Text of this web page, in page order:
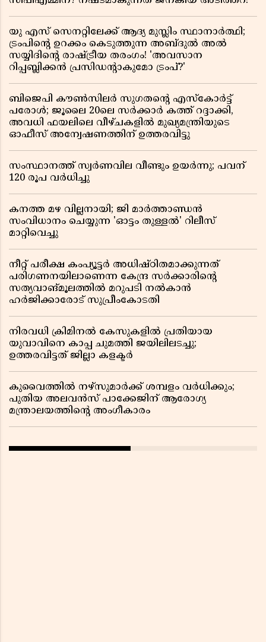
യു എസ് സെനറ്റിലേക്ക് ആദ്യ മുസ്ലിം സ്ഥാനാർത്ഥി;
ട്രംപിന്റെ ഉറക്കം കെടുത്തുന്ന അബ്ദുൽ അൽ
സയ്യിദിന്റെ രാഷ്ട്രീയ തരംഗം! 'അവസാന
റിപ്പബ്ലിക്കൻ പ്രസിഡന്റാകുമോ ട്രംപ്?'
ബിജെപി കൗൺസിലർ സുഗതന്റെ എസ്‌കോർട്ട്
പരോൾ; ജൂലൈ 20ലെ സർക്കാർ കത്ത് റദ്ദാക്കി,
അവധി ഫയലിലെ വീഴ്ചകളിൽ മുഖ്യമന്ത്രിയുടെ
ഓഫീസ് അന്വേഷണത്തിന് ഉത്തരവിട്ടു
സംസ്ഥാനത്ത് സ്വര്‍ണവില വീണ്ടും ഉയർന്നു; പവന്
120 രൂപ വര്‍ധിച്ചു
കനത്ത മഴ വില്ലനായി; ജി മാർത്താണ്ഡൻ
സംവിധാനം ചെയ്യുന്ന 'ഓട്ടം തുള്ളൽ' റിലീസ്
മാറ്റിവെച്ചു
നീറ്റ് പരീക്ഷ കംപ്യൂട്ടർ അധിഷ്ഠിതമാക്കുന്നത്
പരിഗണനയിലാണെന്ന കേന്ദ്ര സർക്കാരിൻ്റെ
സത്യവാങ്മൂലത്തിൽ മറുപടി നൽകാൻ
ഹർജിക്കാരോട് സുപ്രീംകോടതി
നിരവധി ക്രിമിനൽ കേസുകളിൽ പ്രതിയായ
യുവാവിനെ കാപ്പ ചുമത്തി ജയിലിലടച്ചു;
ഉത്തരവിട്ടത് ജില്ലാ കളക്ടർ
കുവൈത്തിൽ നഴ്‌സുമാർക്ക് ശമ്പളം വർധിക്കും;
പുതിയ അലവൻസ് പാക്കേജിന് ആരോഗ്യ
മന്ത്രാലയത്തിൻ്റെ അംഗീകാരം